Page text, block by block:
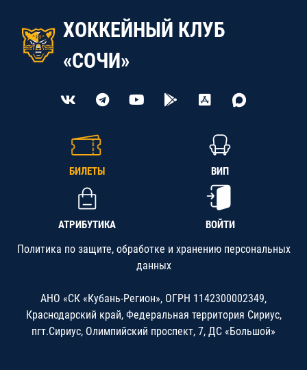
ХОККЕЙНЫЙ КЛУБ
«СОЧИ»
БИЛЕТЫ ВИП
АТРИБУТИКА ВОЙТИ
Политика по защите, обработке и хранению персональных
данных
АНО «СК «Кубань-Регион», ОГРН 1142300002349,
Краснодарский край, Федеральная территория Сириус,
пгт.Сириус, Олимпийский проспект, 7, ДС «Большой»